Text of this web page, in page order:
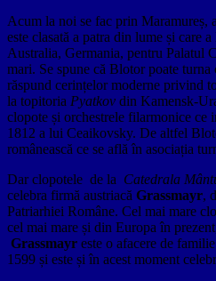
Acum la noi se fac prin Maramureș,
este clasată a patra din lume și care
Australia, Germania, pentru Palatul
mari. Se spune că Blotor poate
răspund cerințelor moderne privind
la topitoria Pyatkov din Kamensk-
clopote și orchestrele filarmonice ce
1812 a lui Ceaikovsky. De altfel
românească ce se află în asociația
Dar clopotele de la Catedrala
celebra firmă austriacă Grassmayr,
Patriarhiei Române. Cel mai mare
cel mai mare și din Europa în
Grassmayr este o afacere de
1599 și este și în acest moment